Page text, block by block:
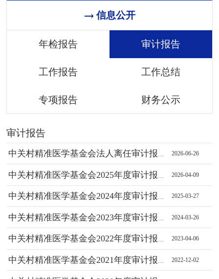
信息公开
年检报告 审计报告
工作报告 工作总结
专项报告 财务公示
审计报告
中关村精准医学基金会法人离任审计报
2026-06-26
中关村精准医学基金会2025年度审计报
告
2026-04-09
中关村精准医学基金会2024年度审计报
告
2025-03-27
中关村精准医学基金会2023年度审计报
告
2024-03-26
中关村精准医学基金会2022年度审计报
告
2023-04-06
中关村精准医学基金会2021年度审计报
告
2022-12-02